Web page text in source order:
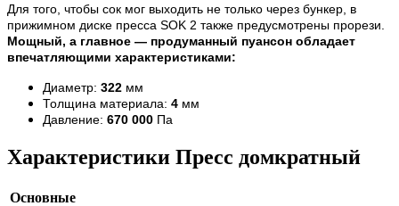
Для того, чтобы сок мог выходить не только через бункер, в
прижимном диске пресса SOK 2 также предусмотрены прорези.
Мощный, а главное — продуманный пуансон обладает
впечатляющими характеристиками:
Диаметр: 322 мм
Толщина материала: 4 мм
Давление: 670 000 Па
Характеристики Пресс домкратный
Основные